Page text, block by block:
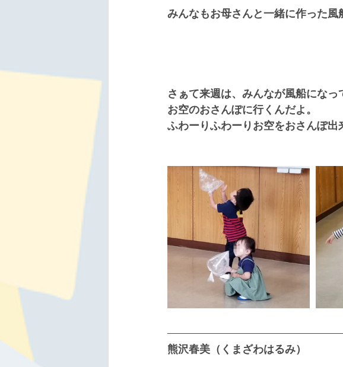
みんなもお母さんと一緒に作った
さぁて来週は、みんなが風船にな
お空のおさんぽに行くんだよ。
ふわーりふわーりお空をおさんぽ出
熊沢春美（くまざわはるみ）